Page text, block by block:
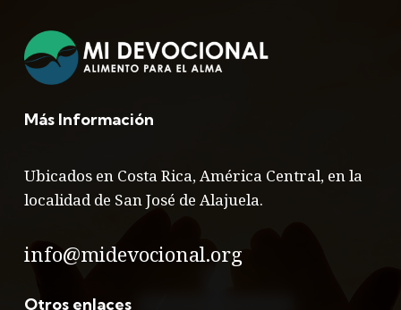
Más Información
Ubicados en Costa Rica, América Central, en la
localidad de San José de Alajuela.
info@midevocional.org
Otros enlaces